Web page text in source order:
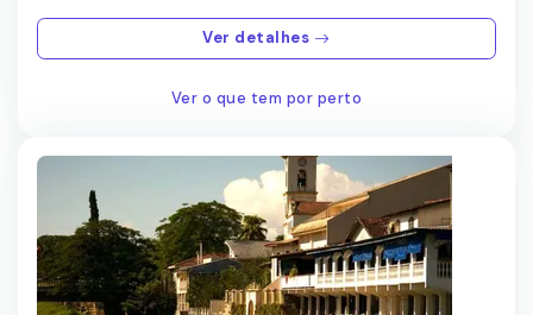
Ver detalhes
Ver o que tem por perto